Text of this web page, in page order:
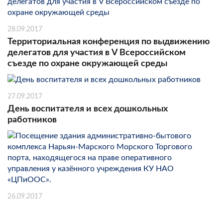
28.09.2017
Территориальная конференция по выдвижению
делегатов для участия в V Всероссийском
съезде по охране окружающей среды
27.09.2017
День воспитателя и всех дошкольных
работников
26.09.2017